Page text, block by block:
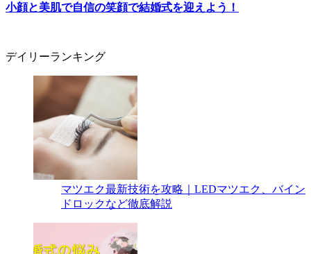
小顔と美肌で自信の笑顔で結婚式を迎えよう！
デイリーランキング
マツエク最新技術を攻略｜LEDマツエク、バイン
ドロックなど徹底解説